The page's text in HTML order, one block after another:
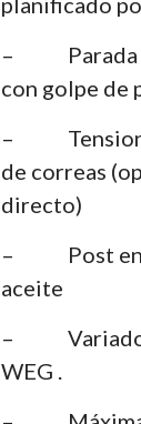
– Parada
con golpe de
–
de correas
directo)
– Post
aceite
– Variador
WEG .